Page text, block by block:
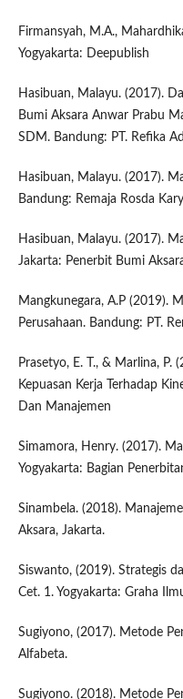
Firmansyah, M.A.,
Yogyakarta: Deepublish
Hasibuan, Malayu. (2017).
Bumi Aksara Anwar Prabu
SDM. Bandung: PT. Refika
Hasibuan, Malayu. (2017).
Bandung: Remaja Rosda
Hasibuan, Malayu. (2017).
Jakarta: Penerbit Bumi
Mangkunegara, A.P (2019).
Perusahaan. Bandung: PT.
Prasetyo, E. T., & Marlina, P.
Kepuasan Kerja Terhadap
Dan Manajemen
Simamora, Henry. (2017).
Yogyakarta: Bagian
Sinambela. (2018).
Aksara, Jakarta.
Siswanto, (2019). Strategis
Cet. 1. Yogyakarta: Graha
Sugiyono, (2017). Metode
Alfabeta.
Sugiyono. (2018). Metode